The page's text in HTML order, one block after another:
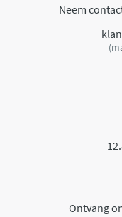
Neem
Ontvang